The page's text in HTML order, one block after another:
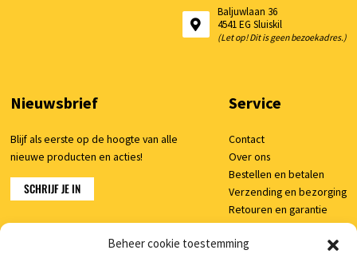
Beheer cookie toestemming
Baljuwlaan 36
4541 EG Sluiskil
(Let op! Dit is geen bezoekadres.)
Nieuwsbrief
Blijf als eerste op de hoogte van alle
nieuwe producten en acties!
SCHRIJF JE IN
Service
Contact
Over ons
Bestellen en betalen
Verzending en bezorging
Retouren en garantie
Klachten
Veelgestelde vragen